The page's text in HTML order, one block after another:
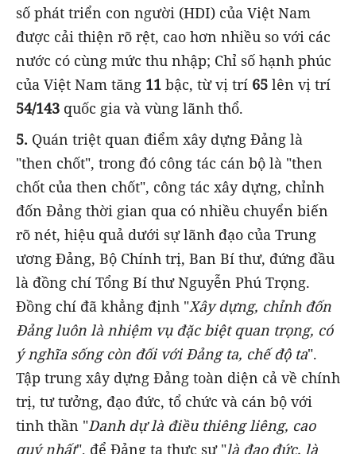
số phát triển con người (HDI) của Việt Nam
được cải thiện rõ rệt, cao hơn nhiều so với các
nước có cùng mức thu nhập; Chỉ số hạnh phúc
của Việt Nam tăng 11 bậc, từ vị trí 65 lên vị trí
54/143 quốc gia và vùng lãnh thổ.
5. Quán triệt quan điểm xây dựng Đảng là
"then chốt", trong đó công tác cán bộ là "then
chốt của then chốt", công tác xây dựng, chỉnh
đốn Đảng thời gian qua có nhiều chuyển biến
rõ nét, hiệu quả dưới sự lãnh đạo của Trung
ương Đảng, Bộ Chính trị, Ban Bí thư, đứng đầu
là đồng chí Tổng Bí thư Nguyễn Phú Trọng.
Đồng chí đã khẳng định "Xây dựng, chỉnh đốn
Đảng luôn là nhiệm vụ đặc biệt quan trọng, có
ý nghĩa sống còn đối với Đảng ta, chế độ ta".
Tập trung xây dựng Đảng toàn diện cả về chính
trị, tư tưởng, đạo đức, tổ chức và cán bộ với
tinh thần "Danh dự là điều thiêng liêng, cao
quý nhất", để Đảng ta thực sự "là đạo đức, là